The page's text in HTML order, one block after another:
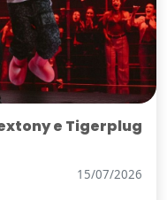
e Tigerplug
15/07/2026